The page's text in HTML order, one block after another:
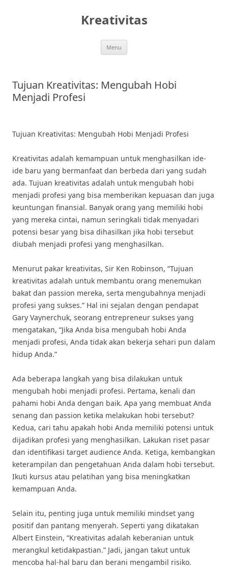
Kreativitas
Menu
Tujuan Kreativitas: Mengubah Hobi
Menjadi Profesi
Tujuan Kreativitas: Mengubah Hobi Menjadi Profesi
Kreativitas adalah kemampuan untuk menghasilkan ide-
ide baru yang bermanfaat dan berbeda dari yang sudah
ada. Tujuan kreativitas adalah untuk mengubah hobi
menjadi profesi yang bisa memberikan kepuasan dan juga
keuntungan finansial. Banyak orang yang memiliki hobi
yang mereka cintai, namun seringkali tidak menyadari
potensi besar yang bisa dihasilkan jika hobi tersebut
diubah menjadi profesi yang menghasilkan.
Menurut pakar kreativitas, Sir Ken Robinson, “Tujuan
kreativitas adalah untuk membantu orang menemukan
bakat dan passion mereka, serta mengubahnya menjadi
profesi yang sukses.” Hal ini sejalan dengan pendapat
Gary Vaynerchuk, seorang entrepreneur sukses yang
mengatakan, “Jika Anda bisa mengubah hobi Anda
menjadi profesi, Anda tidak akan bekerja sehari pun dalam
hidup Anda.”
Ada beberapa langkah yang bisa dilakukan untuk
mengubah hobi menjadi profesi. Pertama, kenali dan
pahami hobi Anda dengan baik. Apa yang membuat Anda
senang dan passion ketika melakukan hobi tersebut?
Kedua, cari tahu apakah hobi Anda memiliki potensi untuk
dijadikan profesi yang menghasilkan. Lakukan riset pasar
dan identifikasi target audience Anda. Ketiga, kembangkan
keterampilan dan pengetahuan Anda dalam hobi tersebut.
Ikuti kursus atau pelatihan yang bisa meningkatkan
kemampuan Anda.
Selain itu, penting juga untuk memiliki mindset yang
positif dan pantang menyerah. Seperti yang dikatakan
Albert Einstein, “Kreativitas adalah keberanian untuk
merangkul ketidakpastian.” Jadi, jangan takut untuk
mencoba hal-hal baru dan berani mengambil risiko.